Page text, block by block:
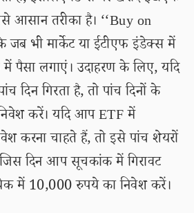
आसान तरीका है। ‘‘Buy on
जब भी मार्केट या ईटीएफ इंडेक्स में
में पैसा लगाएं। उदाहरण के लिए, यदि
दिन गिरता है, तो पांच दिनों के
करें। यदि आप ETF में
करना चाहते हैं, तो इसे पांच शेयरों
दिन आप सूचकांक में गिरावट
में 10,000 रुपये का निवेश करें।